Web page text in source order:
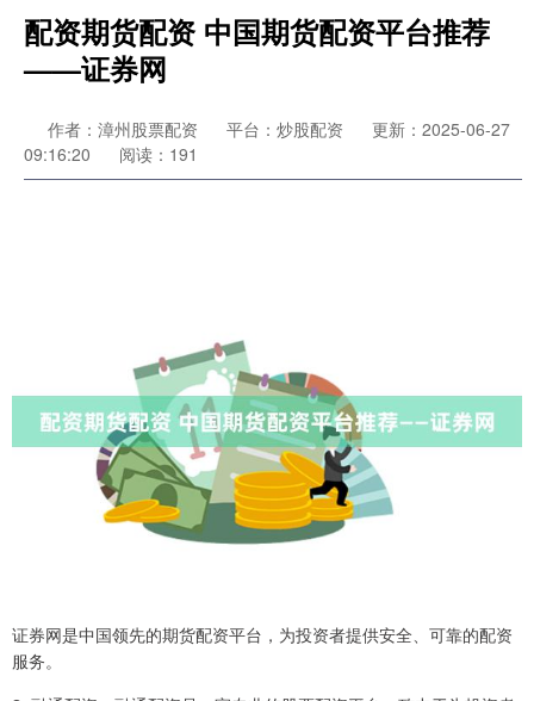
配资期货配资 中国期货配资平台推荐
——证券网
作者：漳州股票配资 平台：炒股配资
更新：2025-06-27
09:16:20
阅读：191
证券网是中国领先的期货配资平台，为投资者提供安全、可靠的配资
服务。